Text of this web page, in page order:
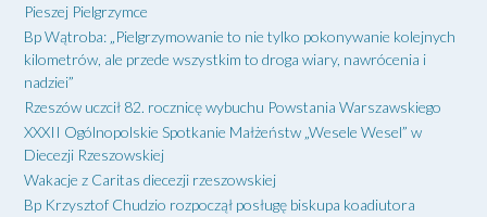
Pieszej Pielgrzymce
Bp Wątroba: „Pielgrzymowanie to nie tylko pokonywanie kolejnych
kilometrów, ale przede wszystkim to droga wiary, nawrócenia i
nadziei”
Rzeszów uczcił 82. rocznicę wybuchu Powstania Warszawskiego
XXXII Ogólnopolskie Spotkanie Małżeństw „Wesele Wesel” w
Diecezji Rzeszowskiej
Wakacje z Caritas diecezji rzeszowskiej
Bp Krzysztof Chudzio rozpoczął posługę biskupa koadiutora